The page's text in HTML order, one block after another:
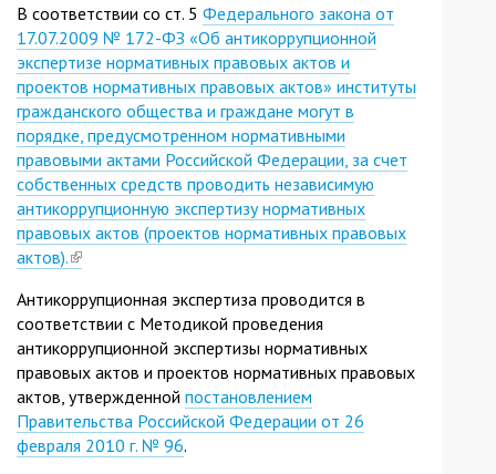
В соответствии со ст. 5 Федерального закона от
17.07.2009 № 172-ФЗ «Об антикоррупционной
экспертизе нормативных правовых актов и
проектов нормативных правовых актов» институты
гражданского общества и граждане могут в
порядке, предусмотренном нормативными
правовыми актами Российской Федерации, за счет
собственных средств проводить независимую
антикоррупционную экспертизу нормативных
правовых актов (проектов нормативных правовых
актов).(link
external)
Антикоррупционная экспертиза проводится в
соответствии с Методикой проведения
антикоррупционной экспертизы нормативных
правовых актов и проектов нормативных правовых
актов, утвержденной постановлением
Правительства Российской Федерации от 26
февраля 2010 г. № 96.